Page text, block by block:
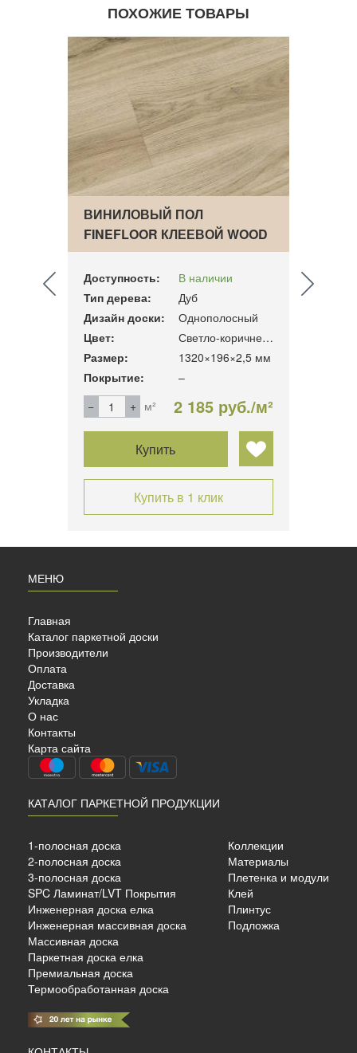
ПОХОЖИЕ ТОВАРЫ
ВИНИЛОВЫЙ ПОЛ
FINEFLOOR КЛЕЕВОЙ WOOD
ДУБ Л…
Доступность:
В наличии
Тип дерева:
Дуб
Дизайн доски:
Однополосный
Цвет:
Светло-коричневый
Размер:
1320×196×2,5 мм
Покрытие:
–
м²
2 185 руб./м²
Купить
Купить в 1 клик
мм
м²
МЕНЮ
Главная
Каталог паркетной доски
Производители
Оплата
Доставка
Укладка
О нас
Контакты
Карта сайта
КАТАЛОГ ПАРКЕТНОЙ ПРОДУКЦИИ
1-полосная доска
2-полосная доска
3-полосная доска
SPC Ламинат/LVT Покрытия
Инженерная доска елка
Инженерная массивная доска
Массивная доска
Паркетная доска елка
Премиальная доска
Термообработанная доска
Коллекции
Материалы
Плетенка и модули
Клей
Плинтус
Подложка